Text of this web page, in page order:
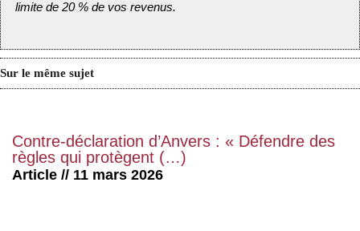
limite de 20 % de vos revenus.
Sur le même sujet
Contre-déclaration d’Anvers : « Défendre des
règles qui protègent (…)
Article // 11 mars 2026